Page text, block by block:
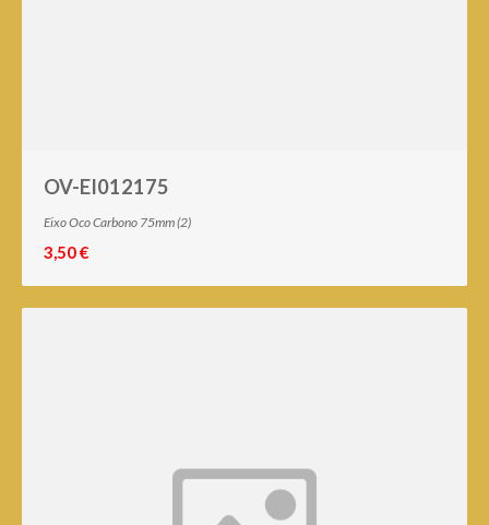
OV-EI012175
Eixo Oco Carbono 75mm (2)
3,50 €